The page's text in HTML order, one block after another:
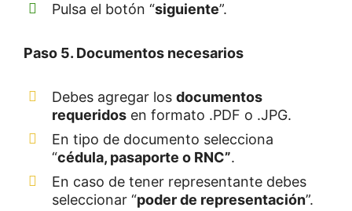
Pulsa el botón “siguiente”.
Paso 5. Documentos necesarios
Debes agregar los documentos
requeridos en formato .PDF o .JPG.
En tipo de documento selecciona
“cédula, pasaporte o RNC”.
En caso de tener representante debes
seleccionar “poder de representación”.